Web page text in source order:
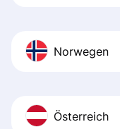
Norwegen
Österreich